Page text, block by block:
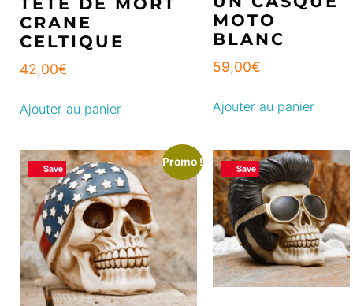
CRANE
CELTIQUE
42,00€
Ajouter au panier
MOTO
BLANC
59,00€
Ajouter au panier
Save
Promo !
Save